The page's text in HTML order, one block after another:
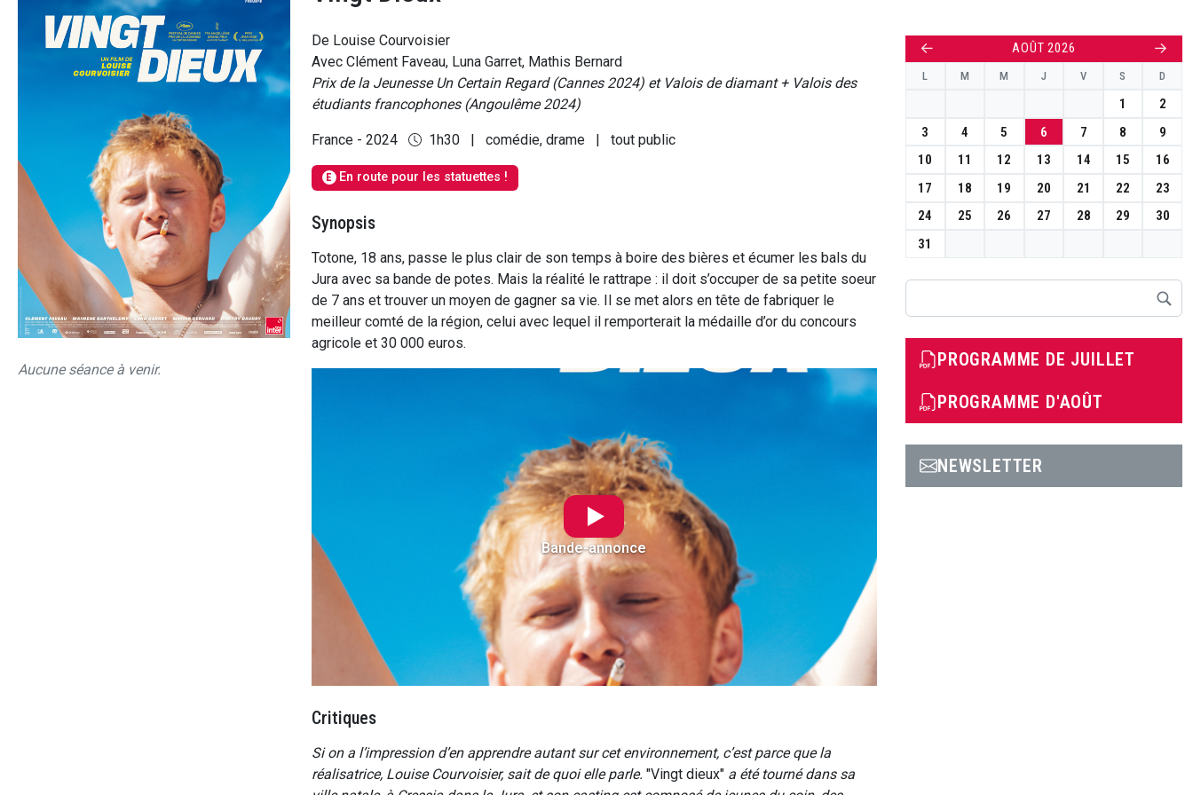
Aucune séance à venir.
De Louise Courvoisier
Avec Clément Faveau, Luna Garret, Mathis Bernard
Prix de la Jeunesse Un Certain Regard (Cannes 2024) et Valois de diamant + Valois des
étudiants francophones (Angoulême 2024)
France - 2024 1h30 | comédie, drame | tout public
E En route pour les statuettes !
Synopsis
Totone, 18 ans, passe le plus clair de son temps à boire des bières et écumer les bals du
Jura avec sa bande de potes. Mais la réalité le rattrape : il doit s’occuper de sa petite soeur
de 7 ans et trouver un moyen de gagner sa vie. Il se met alors en tête de fabriquer le
meilleur comté de la région, celui avec lequel il remporterait la médaille d’or du concours
agricole et 30 000 euros.
Bande-annonce
Critiques
Si on a l’impression d’en apprendre autant sur cet environnement, c’est parce que la
réalisatrice, Louise Courvoisier, sait de quoi elle parle. "Vingt dieux"a été tourné dans sa
← AOÛT 2026 →
L M M J V S D
1
2
3
4 5 6 7 8
9
10
11 12 13 14 15
16
17
18 19 20 21 22
23
24
25 26 27 28 29
30
31
PROGRAMME DE JUILLET
PROGRAMME D'AOÛT
NEWSLETTER